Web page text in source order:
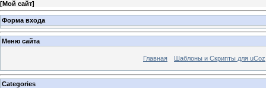
[Мой сайт]
Форма входа
Меню сайта
Главная Шаблоны и Скрипты для uCoz
Categories